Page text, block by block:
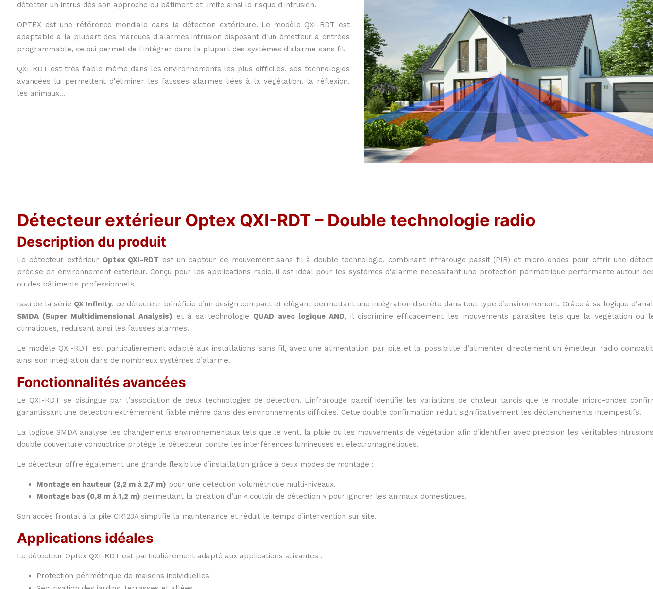
détecter un intrus dès son approche du bâtiment et limite ainsi le risque d'intrusion.
OPTEX est une référence mondiale dans la détection extérieure. Le modèle QXI-RDT est
adaptable à la plupart des marques d'alarmes intrusion disposant d'un émetteur à entrées
programmable, ce qui permet de l'intégrer dans la plupart des systèmes d'alarme sans fil.
QXI-RDT est très fiable même dans les environnements les plus difficiles, ses technologies
avancées lui permettent d'éliminer les fausses alarmes liées à la végétation, la réflexion,
les animaux...
Détecteur extérieur Optex QXI-RDT – Double technologie radio
Description du produit
Le détecteur extérieur Optex QXI-RDT est un capteur de mouvement sans fil à double technologie, combinant infrarouge passif (PIR) et micro-ondes pour offrir une
précise en environnement extérieur. Conçu pour les applications radio, il est idéal pour les systèmes d’alarme nécessitant une protection périmétrique performante autour
ou des bâtiments professionnels.
Issu de la série QX Infinity, ce détecteur bénéficie d’un design compact et élégant permettant une intégration discrète dans tout type d’environnement. Grâce à sa logique
SMDA (Super Multidimensional Analysis) et à sa technologie QUAD avec logique AND, il discrimine efficacement les mouvements parasites tels que la végétation ou
climatiques, réduisant ainsi les fausses alarmes.
Le modèle QXI-RDT est particulièrement adapté aux installations sans fil, avec une alimentation par pile et la possibilité d’alimenter directement un émetteur radio
ainsi son intégration dans de nombreux systèmes d’alarme.
Fonctionnalités avancées
Le QXI-RDT se distingue par l’association de deux technologies de détection. L’infrarouge passif identifie les variations de chaleur tandis que le module micro-ondes
garantissant une détection extrêmement fiable même dans des environnements difficiles. Cette double confirmation réduit significativement les déclenchements intempestifs.
La logique SMDA analyse les changements environnementaux tels que le vent, la pluie ou les mouvements de végétation afin d’identifier avec précision les véritables
double couverture conductrice protège le détecteur contre les interférences lumineuses et électromagnétiques.
Le détecteur offre également une grande flexibilité d’installation grâce à deux modes de montage :
Montage en hauteur (2,2 m à 2,7 m) pour une détection volumétrique multi-niveaux.
Montage bas (0,8 m à 1,2 m) permettant la création d’un « couloir de détection » pour ignorer les animaux domestiques.
Son accès frontal à la pile CR123A simplifie la maintenance et réduit le temps d’intervention sur site.
Applications idéales
Le détecteur Optex QXI-RDT est particulièrement adapté aux applications suivantes :
Protection périmétrique de maisons individuelles